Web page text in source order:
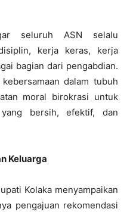
seluruh ASN selalu
kerja keras, kerja
bagian dari pengabdian.
dalam tubuh
moral birokrasi untuk
yang bersih, efektif, dan
Keluarga
Kolaka menyampaikan
pengajuan rekomendasi